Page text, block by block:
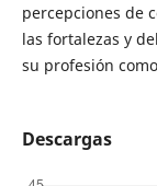
percepciones de
las fortalezas y
su profesión
Descargas